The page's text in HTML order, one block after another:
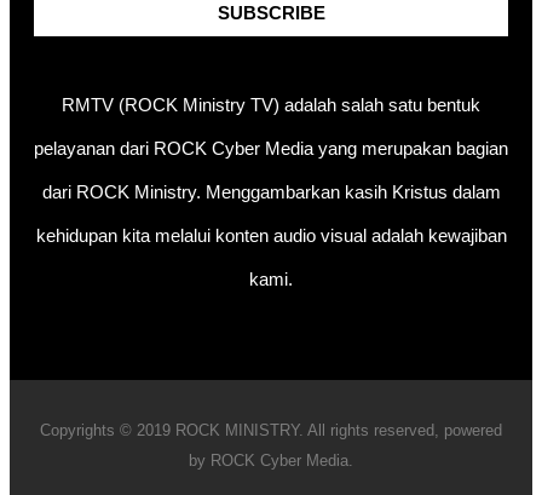
SUBSCRIBE
RMTV (ROCK Ministry TV) adalah salah satu bentuk
pelayanan dari ROCK Cyber Media yang merupakan bagian
dari ROCK Ministry. Menggambarkan kasih Kristus dalam
kehidupan kita melalui konten audio visual adalah kewajiban
kami.
Copyrights © 2019 ROCK MINISTRY. All rights reserved, powered
by ROCK Cyber Media.